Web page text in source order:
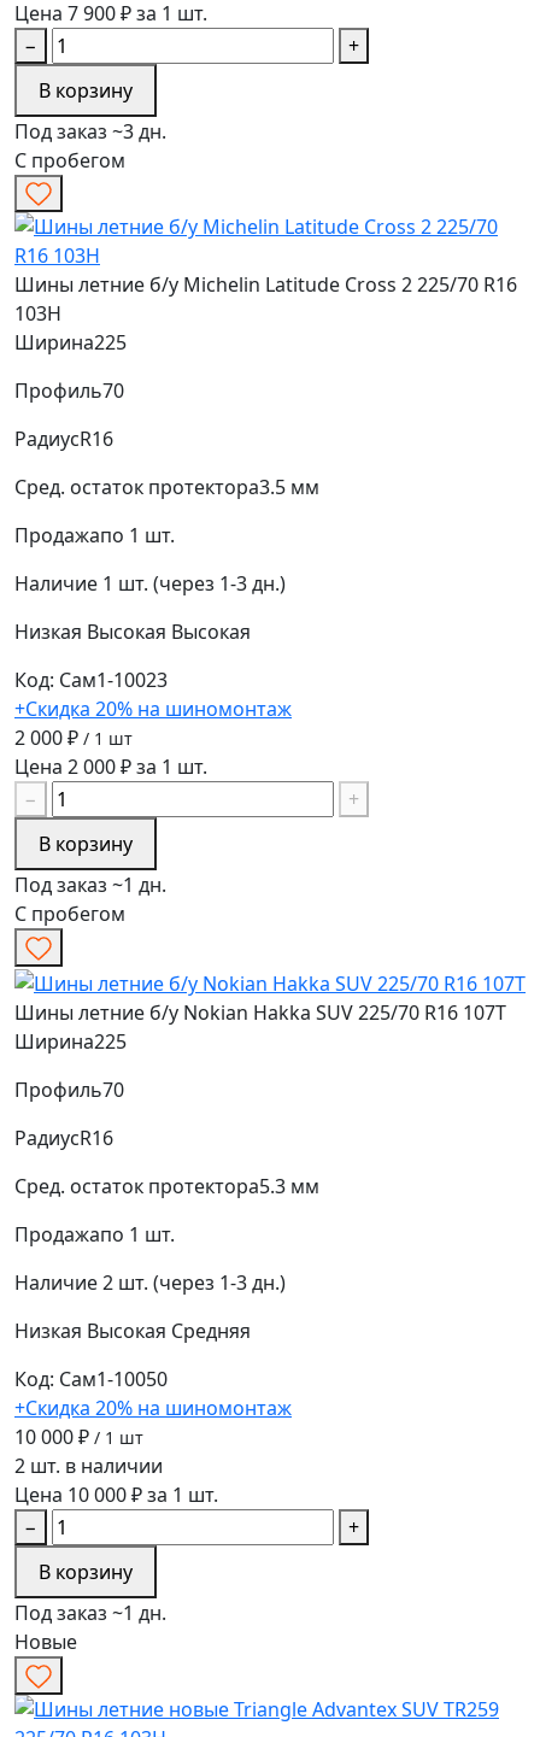
Цена 7 900 ₽ за 1 шт.
−
+
В корзину
Под заказ ~3 дн.
С пробегом
Шины летние б/у Michelin Latitude Cross 2 225/70 R16
103H
Ширина225
Профиль70
РадиусR16
Сред. остаток протектора3.5 мм
Продажапо 1 шт.
Наличие 1 шт. (через 1-3 дн.)
Низкая Высокая Высокая
Код: Сам1-10023
+Скидка 20% на шиномонтаж
2 000 ₽ / 1 шт
Цена 2 000 ₽ за 1 шт.
−
+
В корзину
Под заказ ~1 дн.
С пробегом
Шины летние б/у Nokian Hakka SUV 225/70 R16 107T
Ширина225
Профиль70
РадиусR16
Сред. остаток протектора5.3 мм
Продажапо 1 шт.
Наличие2 шт. (через 1-3 дн.)
Низкая Высокая Средняя
Код: Сам1-10050
+Скидка 20% на шиномонтаж
10 000 ₽ / 1 шт
2 шт. в наличии
Цена 10 000 ₽ за 1 шт.
−
+
В корзину
Под заказ ~1 дн.
Новые